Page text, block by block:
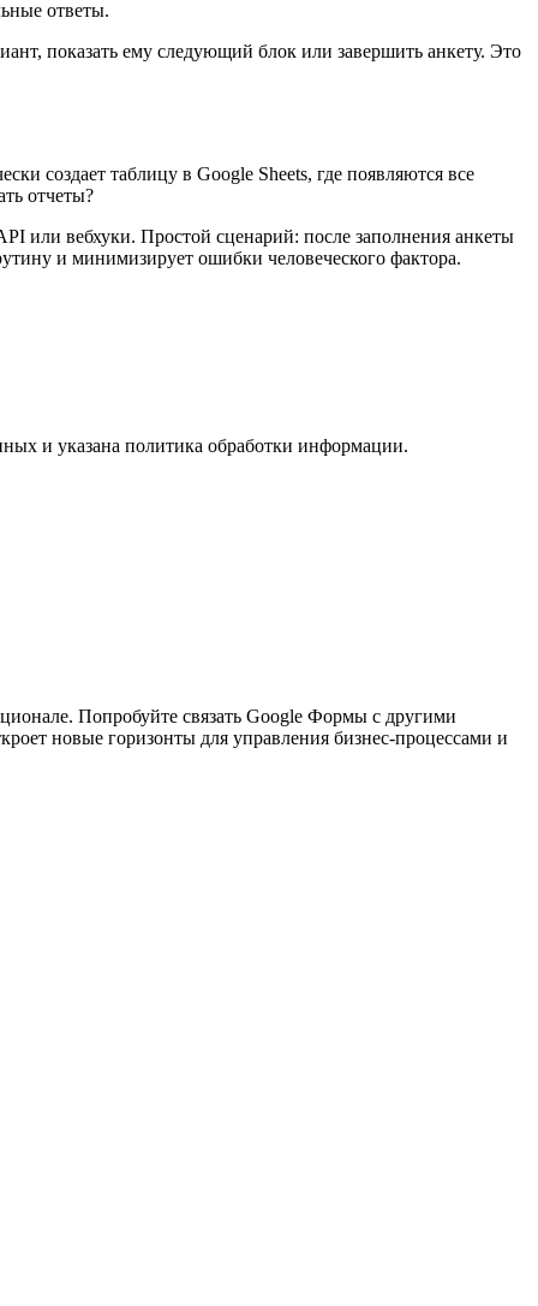
ответы.
показать ему следующий блок или завершить анкету. Это
создает таблицу в Google Sheets, где появляются все
отчеты?
или вебхуки. Простой сценарий: после заполнения анкеты
и минимизирует ошибки человеческого фактора.
и указана политика обработки информации.
Попробуйте связать Google Формы с другими
новые горизонты для управления бизнес-процессами и